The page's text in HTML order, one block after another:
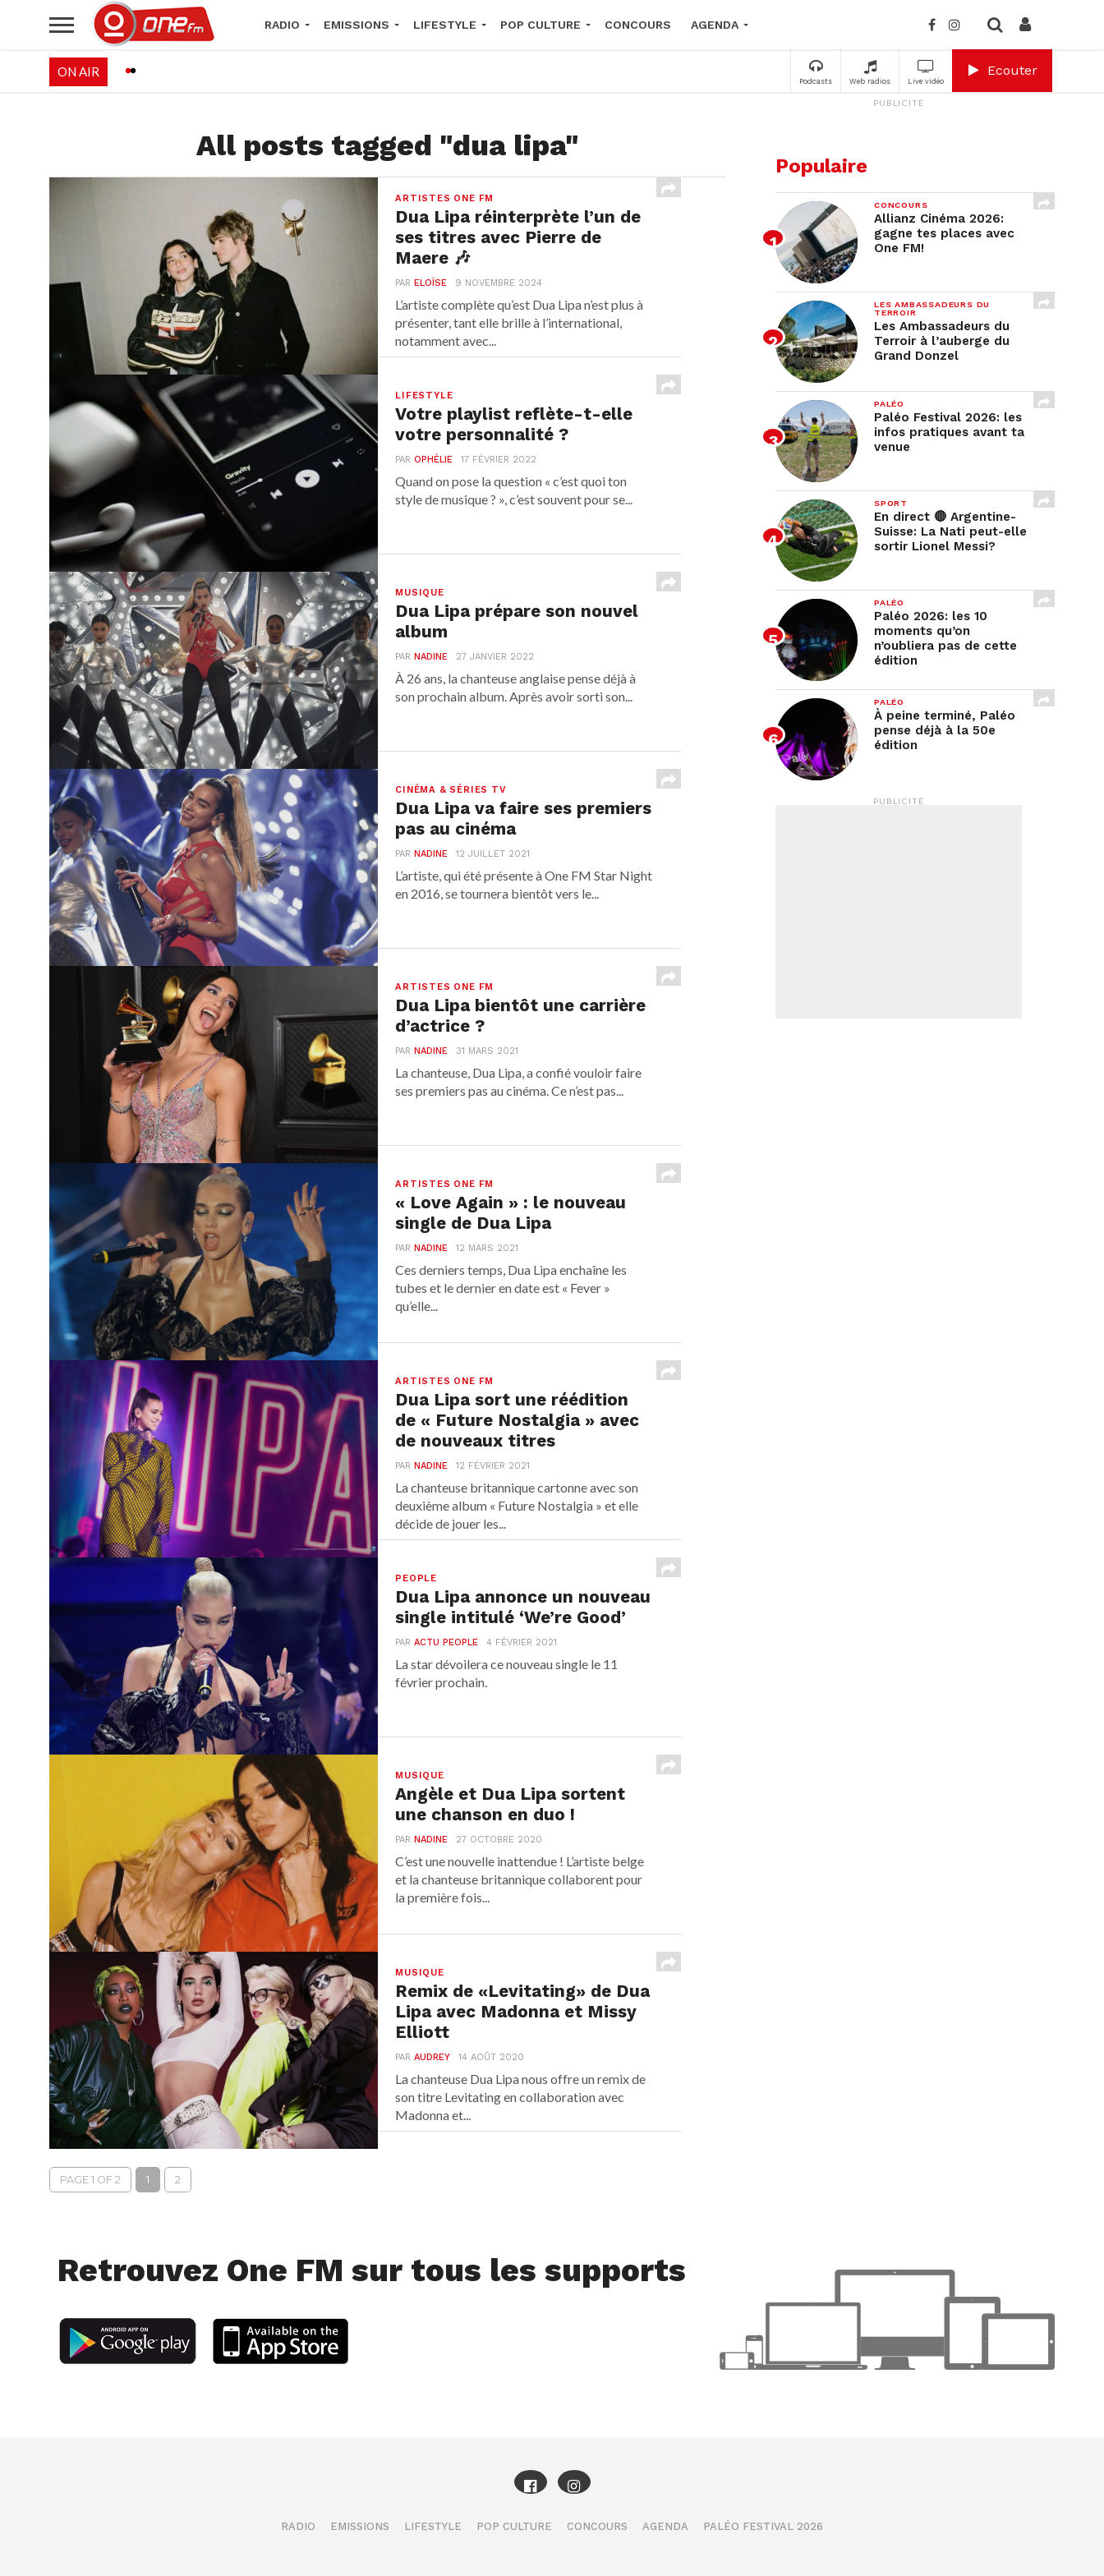
RADIO EMISSIONS LIFESTYLE POP CULTURE CONCOURS AGENDA
Podcasts Web radios Live vidéo
Ecouter
ON AIR
All posts tagged "dua lipa"
ARTISTES ONE FM
Dua Lipa réinterprète l’un de
ses titres avec Pierre de
Maere 🎶
PARELOÏSE 9 NOVEMBRE 2024
L’artiste complète qu’est Dua Lipa n’est plus à
présenter, tant elle brille à l’international,
notamment avec...
LIFESTYLE
Votre playlist reflète-t-elle
votre personnalité ?
PAROPHÉLIE 17 FÉVRIER 2022
Quand on pose la question « c’est quoi ton
style de musique ? », c’est souvent pour se...
MUSIQUE
Dua Lipa prépare son nouvel
album
PARNADINE 27 JANVIER 2022
À 26 ans, la chanteuse anglaise pense déjà à
son prochain album. Après avoir sorti son...
CINÉMA & SÉRIES TV
Dua Lipa va faire ses premiers
pas au cinéma
PARNADINE 12 JUILLET 2021
L’artiste, qui été présente à One FM Star Night
en 2016, se tournera bientôt vers le...
ARTISTES ONE FM
Dua Lipa bientôt une carrière
d’actrice ?
PARNADINE 31 MARS 2021
La chanteuse, Dua Lipa, a confié vouloir faire
ses premiers pas au cinéma. Ce n’est pas...
ARTISTES ONE FM
« Love Again » : le nouveau
single de Dua Lipa
PARNADINE 12 MARS 2021
Ces derniers temps, Dua Lipa enchaîne les
tubes et le dernier en date est « Fever »
qu’elle...
ARTISTES ONE FM
Dua Lipa sort une réédition
de « Future Nostalgia » avec
de nouveaux titres
PARNADINE 12 FÉVRIER 2021
La chanteuse britannique cartonne avec son
deuxième album « Future Nostalgia » et elle
décide de jouer les...
PEOPLE
Dua Lipa annonce un nouveau
single intitulé ‘We’re Good’
PARACTU PEOPLE 4 FÉVRIER 2021
La star dévoilera ce nouveau single le 11
février prochain.
MUSIQUE
Angèle et Dua Lipa sortent
une chanson en duo !
PARNADINE 27 OCTOBRE 2020
C’est une nouvelle inattendue ! L’artiste belge
et la chanteuse britannique collaborent pour
la première fois...
MUSIQUE
Remix de «Levitating» de Dua
Lipa avec Madonna et Missy
Elliott
PARAUDREY 14 AOÛT 2020
La chanteuse Dua Lipa nous offre un remix de
son titre Levitating en collaboration avec
Madonna et...
PAGE 1 OF 2 1 2
PUBLICITÉ
Populaire
CONCOURS
Allianz Cinéma 2026:
gagne tes places avec
One FM!
LES AMBASSADEURS DU
TERROIR
Les Ambassadeurs du
Terroir à l’auberge du
Grand Donzel
PALÉO
Paléo Festival 2026: les
infos pratiques avant ta
venue
SPORT
En direct 🔴 Argentine-
Suisse: La Nati peut-elle
sortir Lionel Messi?
PALÉO
Paléo 2026: les 10
moments qu’on
n’oubliera pas de cette
édition
PALÉO
À peine terminé, Paléo
pense déjà à la 50e
édition
PUBLICITÉ
Retrouvez One FM sur tous les supports
RADIO EMISSIONS LIFESTYLE POP CULTURE CONCOURS AGENDA PALÉO FESTIVAL 2026